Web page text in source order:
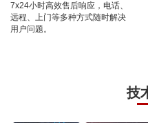
7x24小时高效售后响应，电话、
远程、上门等多种方式随时解决
用户问题。
技